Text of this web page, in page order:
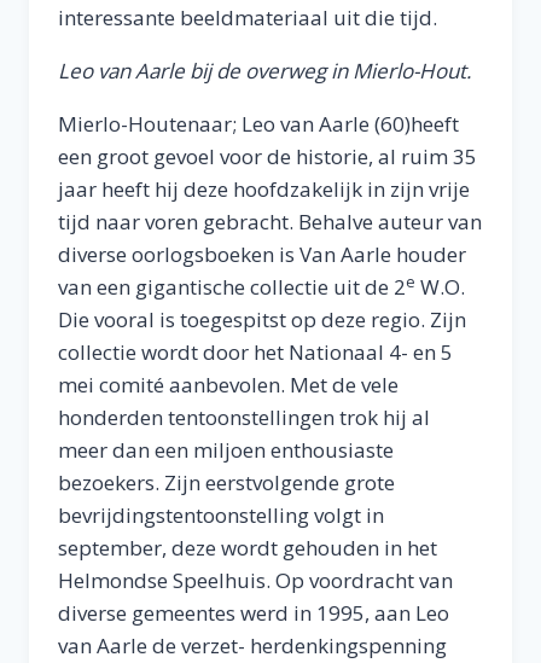
interessante beeldmateriaal uit die tijd.
Leo van Aarle bij de overweg in Mierlo-Hout.
Mierlo-Houtenaar; Leo van Aarle (60)heeft
een groot gevoel voor de historie, al ruim 35
jaar heeft hij deze hoofdzakelijk in zijn vrije
tijd naar voren gebracht. Behalve auteur van
diverse oorlogsboeken is Van Aarle houder
van een gigantische collectie uit de 2e W.O.
Die vooral is toegespitst op deze regio. Zijn
collectie wordt door het Nationaal 4- en 5
mei comité aanbevolen. Met de vele
honderden tentoonstellingen trok hij al
meer dan een miljoen enthousiaste
bezoekers. Zijn eerstvolgende grote
bevrijdingstentoonstelling volgt in
september, deze wordt gehouden in het
Helmondse Speelhuis. Op voordracht van
diverse gemeentes werd in 1995, aan Leo
van Aarle de verzet- herdenkingspenning